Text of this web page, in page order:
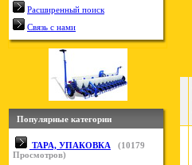
Расширенный поиск
Связь с нами
Популярные категории
ТАРА, УПАКОВКА (10179
Просмотров)